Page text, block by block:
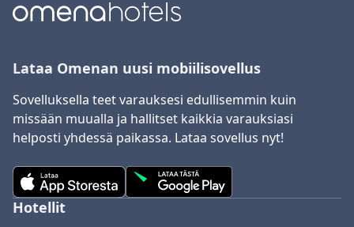
Lataa Omenan uusi mobiilisovellus
Sovelluksella teet varauksesi edullisemmin kuin
missään muualla ja hallitset kaikkia varauksiasi
helposti yhdessä paikassa. Lataa sovellus nyt!
Hotellit